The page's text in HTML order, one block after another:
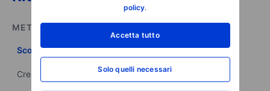
policy.
Accetta tutto
Solo quelli necessari
METTI IN PRATICA QUANTO IMPARATO
Scopri il mondo degli investimenti
Crea il tuo portafoglio con i prodotti a disposizione